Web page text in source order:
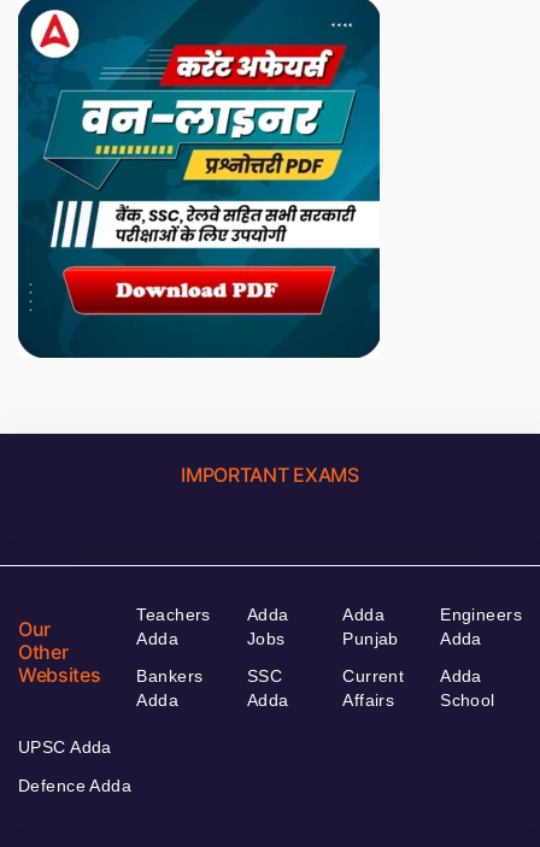
IMPORTANT EXAMS
Our
Other
Websites
Teachers
Adda
Bankers
Adda
Adda
Jobs
SSC
Adda
Adda
Punjab
Current
Affairs
Engineers
Adda
Adda
School
UPSC Adda
Defence Adda